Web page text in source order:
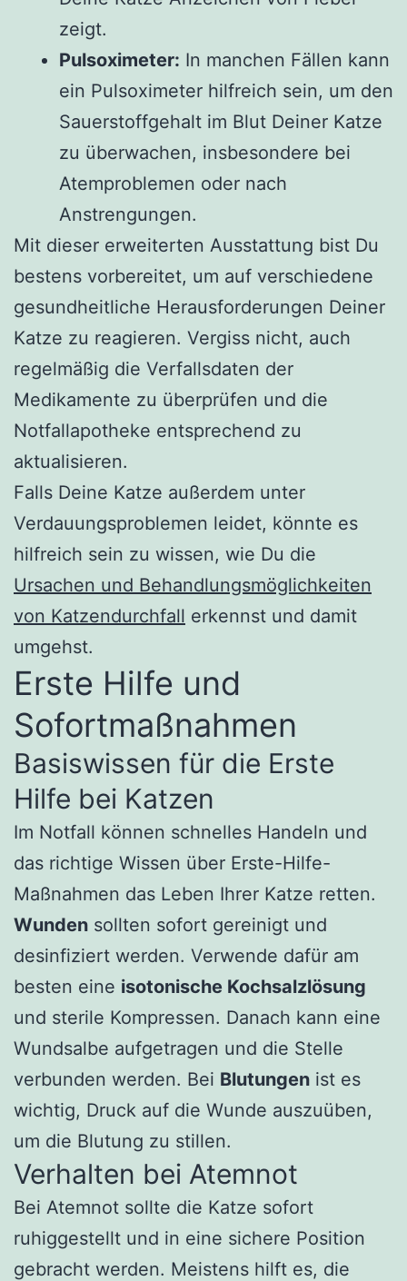
zeigt.
Pulsoximeter: In manchen Fällen kann
ein Pulsoximeter hilfreich sein, um den
Sauerstoffgehalt im Blut Deiner Katze
zu überwachen, insbesondere bei
Atemproblemen oder nach
Anstrengungen.
Mit dieser erweiterten Ausstattung bist Du
bestens vorbereitet, um auf verschiedene
gesundheitliche Herausforderungen Deiner
Katze zu reagieren. Vergiss nicht, auch
regelmäßig die Verfallsdaten der
Medikamente zu überprüfen und die
Notfallapotheke entsprechend zu
aktualisieren.
Falls Deine Katze außerdem unter
Verdauungsproblemen leidet, könnte es
hilfreich sein zu wissen, wie Du die
Ursachen und Behandlungsmöglichkeiten
von Katzendurchfall erkennst und damit
umgehst.
Erste Hilfe und
Sofortmaßnahmen
Basiswissen für die Erste
Hilfe bei Katzen
Im Notfall können schnelles Handeln und
das richtige Wissen über Erste-Hilfe-
Maßnahmen das Leben Ihrer Katze retten.
Wunden sollten sofort gereinigt und
desinfiziert werden. Verwende dafür am
besten eine isotonische Kochsalzlösung
und sterile Kompressen. Danach kann eine
Wundsalbe aufgetragen und die Stelle
verbunden werden. Bei Blutungen ist es
wichtig, Druck auf die Wunde auszuüben,
um die Blutung zu stillen.
Verhalten bei Atemnot
Bei Atemnot sollte die Katze sofort
ruhiggestellt und in eine sichere Position
gebracht werden. Meistens hilft es, die